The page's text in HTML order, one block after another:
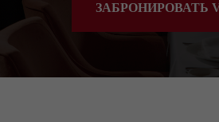
ЗАБРОНИРОВАТЬ